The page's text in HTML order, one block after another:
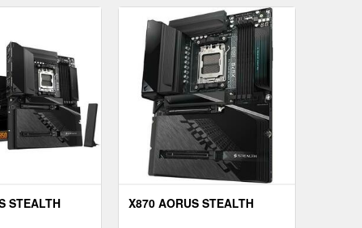
STEALTH X870 AORUS STEALTH